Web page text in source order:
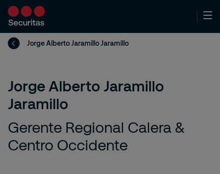
Jorge Alberto Jaramillo Jaramillo
Jorge Alberto Jaramillo
Jaramillo
Gerente Regional Calera &
Centro Occidente